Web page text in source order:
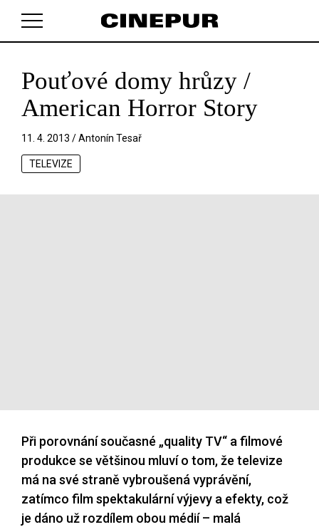
V košíku zatím nemáte žádné položky.
Pouťové domy hrůzy /
American Horror Story
11. 4. 2013 /Antonín Tesař
TELEVIZE
Při porovnání současné „quality TV“ a filmové
produkce se většinou mluví o tom, že televize
má na své straně vybroušená vyprávění,
zatímco film spektakulární výjevy a efekty, což
je dáno už rozdílem obou médií – malá